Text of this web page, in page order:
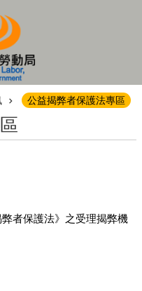
公益揭弊者保護法專區
者保護法》之受理揭弊機